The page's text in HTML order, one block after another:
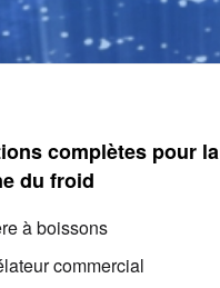
complètes pour la
du froid
à boissons
commercial